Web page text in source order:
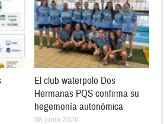
El club waterpolo Dos
Hermanas PQS confirma su
hegemonía autonómica
08 junio 2026